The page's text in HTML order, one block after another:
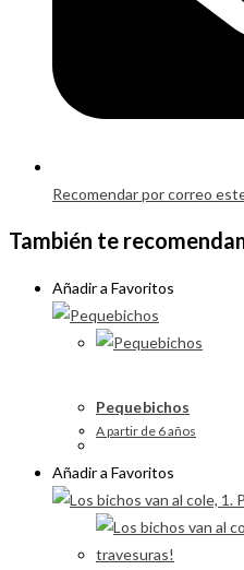
Recomendar por correo
También te
Añadir a Favoritos
Pequebichos
A partir de 6 años
Añadir a Favoritos